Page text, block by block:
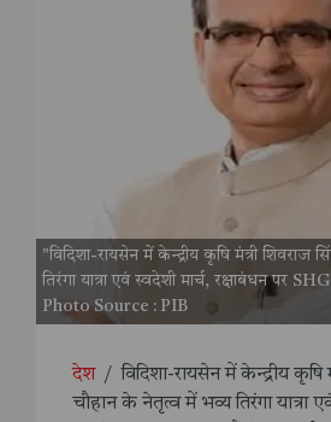
"विदिशा-रायसेन में केन्द्रीय कृषि मंत्री शिवराज
तिरंगा यात्रा एवं स्वदेशी मार्च, रक्षाबंधन पर
Photo Source : PIB
देश / विदिशा-रायसेन में केन्द्रीय कृषि
चौहान के नेतृत्व में भव्य तिरंगा यात्रा